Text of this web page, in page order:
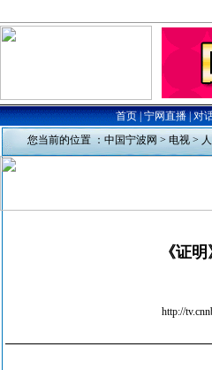
您当前的位置 ： 中国宁波网 > 电视 >
《证
http://